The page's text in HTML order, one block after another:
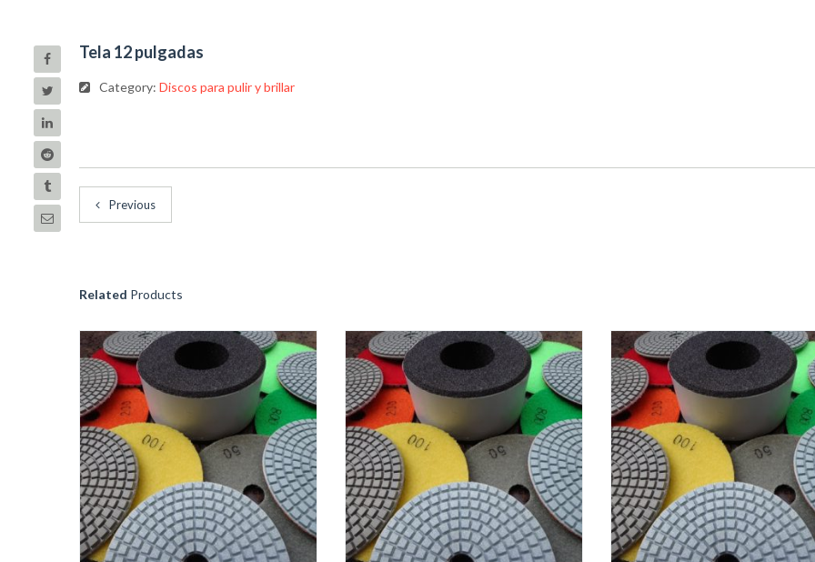
Tela 12 pulgadas
Category: Discos para pulir y brillar
Previous
Related Products